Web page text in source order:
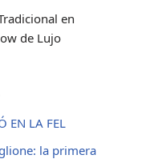
en
de Lujo
EN LA FEL
la primera